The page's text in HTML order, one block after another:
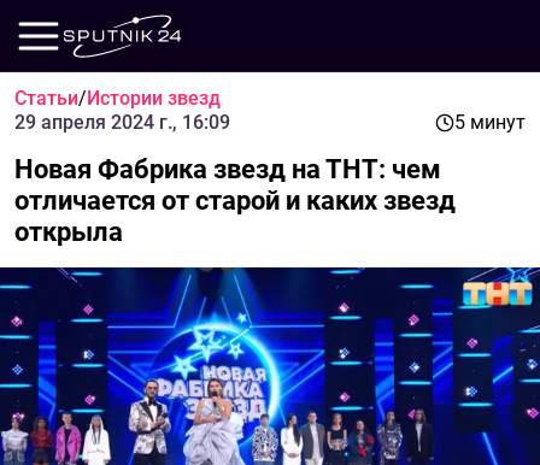
Статьи/Истории звезд
29 апреля 2024 г., 16:09
5 минут
Новая Фабрика звезд на ТНТ: чем
отличается от старой и каких звезд
открыла